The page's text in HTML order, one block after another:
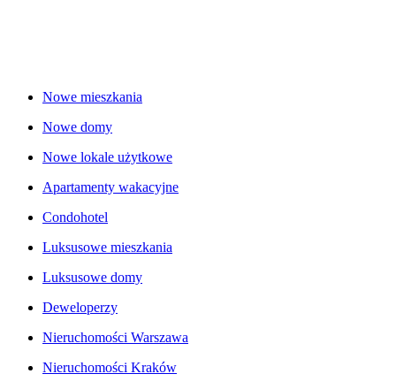
Nowe mieszkania
Nowe domy
Nowe lokale użytkowe
Apartamenty wakacyjne
Condohotel
Luksusowe mieszkania
Luksusowe domy
Deweloperzy
Nieruchomości Warszawa
Nieruchomości Kraków